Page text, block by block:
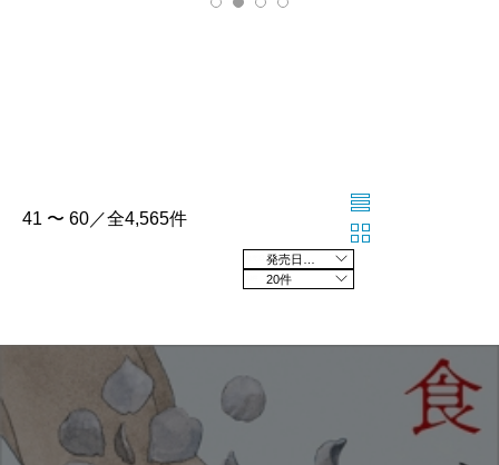
41 〜 60／全4,565件
20件